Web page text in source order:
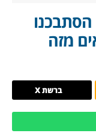
אז למה הסתבכנו
מזה
ברשת X